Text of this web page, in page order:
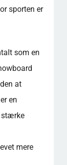
sporten er
som en
at
en
stærke
mere